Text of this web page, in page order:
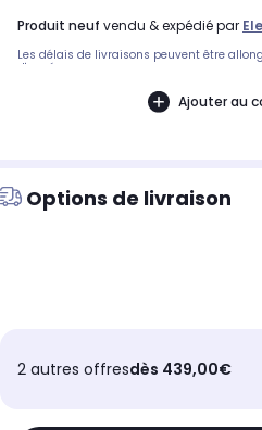
produit neuf vendu & expédié par
Les délais de livraisons peuvent être
d'année.
Ajouter au
Options de livraison
2 autres offresdès 439,00€